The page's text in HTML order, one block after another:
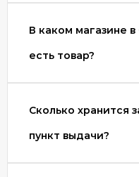
В каком магазине
есть товар?
Сколько хранится
пункт выдачи?